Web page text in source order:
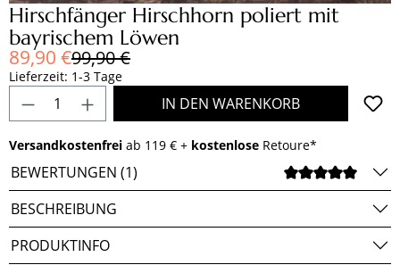
Hirschfänger Hirschhorn poliert mit
bayrischem Löwen
Verkaufspreis:Regulärer Preis:
99,90 €
89,90 €
Lieferzeit: 1-3 Tage
Produkt Anzahl: Gib den gewünschten
IN DEN WARENKORB
Versandkostenfrei ab 119 € + kostenlose Retoure*
BEWERTUNGEN (1)
BESCHREIBUNG
PRODUKTINFO